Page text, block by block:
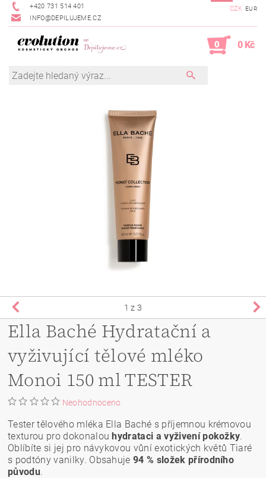
+420 731 514 401
INFO@DEPILUJEME.CZ
CZK EUR
0 0 Kč
1 z 3
Ella Baché Hydratační a
vyživující tělové mléko
Monoi 150 ml TESTER
Neohodnoceno
Tester tělového mléka Ella Baché s příjemnou krémovou
texturou pro dokonalou hydrataci a vyživení pokožky.
Oblíbíte si jej pro návykovou vůní exotických květů Tiaré
s podtóny vanilky. Obsahuje94 % složek přírodního
původu.